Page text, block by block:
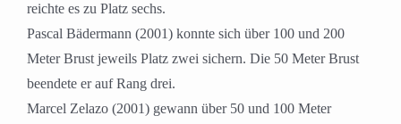
reichte es zu Platz sechs.
Pascal Bädermann (2001) konnte sich über 100 und 200
Meter Brust jeweils Platz zwei sichern. Die 50 Meter Brust
beendete er auf Rang drei.
Marcel Zelazo (2001) gewann über 50 und 100 Meter